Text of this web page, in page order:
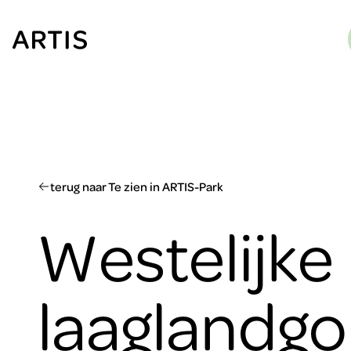
content
Ga
terug naar Te zien in ARTIS-Park
Westelijke